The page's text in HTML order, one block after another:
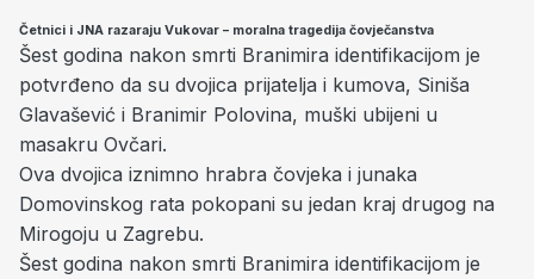
Četnici i JNA razaraju Vukovar – moralna tragedija čovječanstva
Šest godina nakon smrti Branimira identifikacijom je
potvrđeno da su dvojica prijatelja i kumova, Siniša
Glavašević i Branimir Polovina, muški ubijeni u
masakru Ovčari.
Ova dvojica iznimno hrabra čovjeka i junaka
Domovinskog rata pokopani su jedan kraj drugog na
Mirogoju u Zagrebu.
Šest godina nakon smrti Branimira identifikacijom je